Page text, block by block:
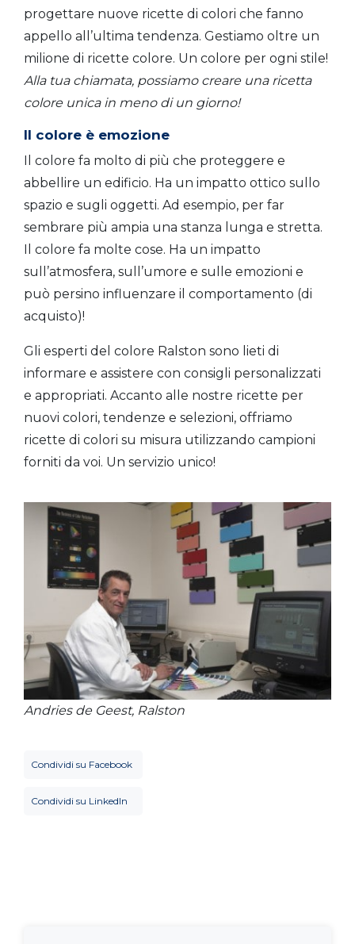
progettare nuove ricette di colori che fanno
appello all’ultima tendenza. Gestiamo oltre un
milione di ricette colore. Un colore per ogni stile!
Alla tua chiamata, possiamo creare una ricetta
colore unica in meno di un giorno!
Il colore è emozione
Il colore fa molto di più che proteggere e
abbellire un edificio. Ha un impatto ottico sullo
spazio e sugli oggetti. Ad esempio, per far
sembrare più ampia una stanza lunga e stretta.
Il colore fa molte cose. Ha un impatto
sull’atmosfera, sull’umore e sulle emozioni e
può persino influenzare il comportamento (di
acquisto)!
Gli esperti del colore Ralston sono lieti di
informare e assistere con consigli personalizzati
e appropriati. Accanto alle nostre ricette per
nuovi colori, tendenze e selezioni, offriamo
ricette di colori su misura utilizzando campioni
forniti da voi. Un servizio unico!
Andries de Geest, Ralston
Condividi su Facebook
Condividi su LinkedIn